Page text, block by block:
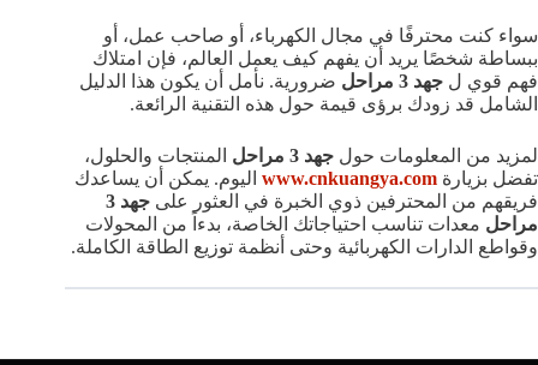
سواء كنت محترفًا في مجال الكهرباء، أو صاحب عمل، أو
ببساطة شخصًا يريد أن يفهم كيف يعمل العالم، فإن امتلاك
فهم قوي ل جهد 3 مراحل
ضرورية. نأمل أن يكون هذا الدليل
الشامل قد زودك برؤى قيمة حول هذه التقنية الرائعة.
لمزيد من المعلومات حول جهد 3 مراحل
المنتجات والحلول،
تفضل بزيارة www.cnkuangya.com اليوم. يمكن أن يساعدك
فريقهم من المحترفين ذوي الخبرة في العثور على
جهد 3
مراحل معدات تناسب احتياجاتك الخاصة، بدءاً من المحولات
وقواطع الدارات الكهربائية وحتى أنظمة توزيع الطاقة الكاملة.